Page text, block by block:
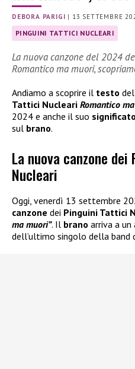
DEBORA PARIGI | 13 SETTEMBRE
PINGUINI TATTICI NUCLEARI
La nuova canzone del 2024
Romantico ma muori,
Andiamo a scoprire il testo
Tattici Nucleari Romantico
2024 e anche il suo significato
sul brano.
La nuova canzone
Nucleari
Oggi, venerdì 13 settembre
canzone dei Pinguini Tattici
ma muori”. Il brano arriva a un
dell’ultimo singolo della band